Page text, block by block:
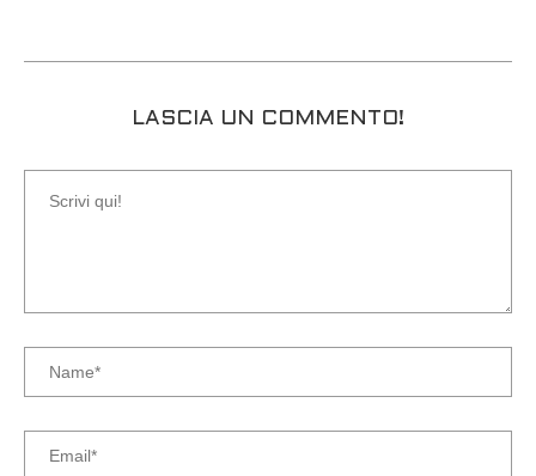
LASCIA UN COMMENTO!